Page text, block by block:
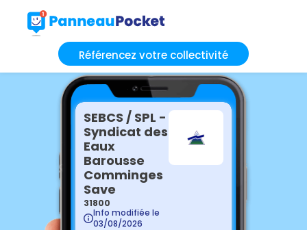
Référencez votre collectivité
SEBCS / SPL -
Syndicat des
Eaux
Barousse
Comminges
Save
31800
Info modifiée le
03/08/2026